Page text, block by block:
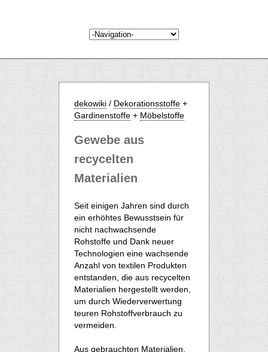
dekowiki / Dekorationsstoffe +
Gardinenstoffe + Möbelstoffe
Gewebe aus
recycelten
Materialien
Seit einigen Jahren sind durch
ein erhöhtes Bewusstsein für
nicht nachwachsende
Rohstoffe und Dank neuer
Technologien eine wachsende
Anzahl von textilen Produkten
entstanden, die aus recycelten
Materialien hergestellt werden,
um durch Wiederverwertung
teuren Rohstoffverbrauch zu
vermeiden.
Aus gebrauchten Materialien,